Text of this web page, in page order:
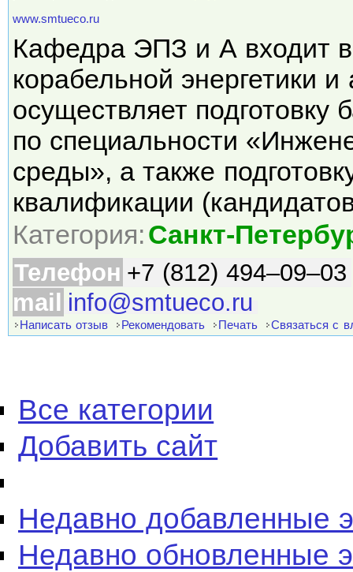
www.smtueco.ru
Кафедра ЭПЗ и А входит в
корабельной энергетики
осуществляет подготовку
по специальности
среды», а также
квалификации
Категория:Санкт-
Телефон +7 (812) 494–09–03
mail info@smtueco.ru
Написать отзыв Рекомендовать Печать Связаться с
Все категории
Добавить сайт
Недавно добавленные
Недавно обновленные